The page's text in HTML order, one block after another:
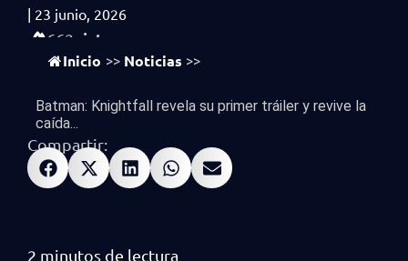
| 23 junio, 2026
662 vistas
Inicio >> Noticias >>
Batman: Knightfall revela su primer tráiler y revive la
caída...
Compartir: